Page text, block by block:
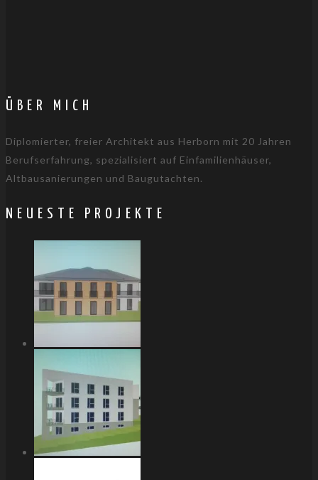
ÜBER MICH
Diplomierter, freier Architekt aus Herborn mit 20 Jahren
Berufserfahrung, spezialisiert auf Einfamilienhäuser,
Altbausanierungen und Baugutachten.
NEUESTE PROJEKTE